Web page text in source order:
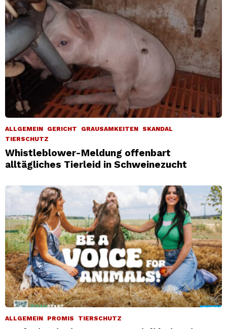
ALLGEMEIN GERICHT GRAUSAMKEITEN SKANDAL
TIERSCHUTZ
Whistleblower-Meldung offenbart
alltägliches Tierleid in Schweinezucht
ALLGEMEIN PROMIS TIERSCHUTZ